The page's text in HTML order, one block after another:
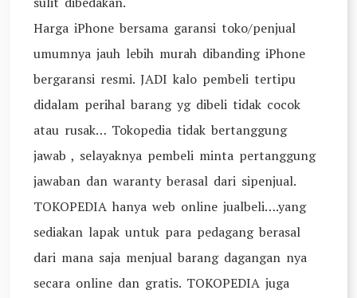
Harga iPhone bersama garansi toko/penjual
umumnya jauh lebih murah dibanding iPhone
bergaransi resmi. JADI kalo pembeli tertipu
didalam perihal barang yg dibeli tidak cocok
atau rusak… Tokopedia tidak bertanggung
jawab , selayaknya pembeli minta pertanggung
jawaban dan waranty berasal dari sipenjual.
TOKOPEDIA hanya web online jualbeli….yang
sediakan lapak untuk para pedagang berasal
dari mana saja menjual barang dagangan nya
secara online dan gratis. TOKOPEDIA juga